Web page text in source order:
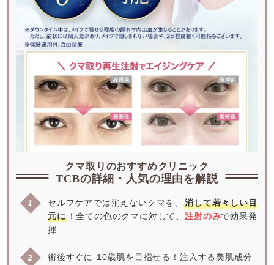
クマ取りのおすすめクリニック
TCBの詳細・人気の理由を解説
セルフケアでは消えないクマを、消して若々しい目
元に！全ての色のクマに対して、注射のみで効果発
揮
術後すぐに-10歳肌を目指せる！注入する美肌成分